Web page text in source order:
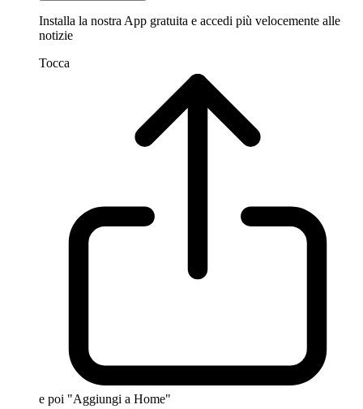
Installa la nostra App gratuita e accedi più velocemente alle
notizie
Tocca
e poi "Aggiungi a Home"